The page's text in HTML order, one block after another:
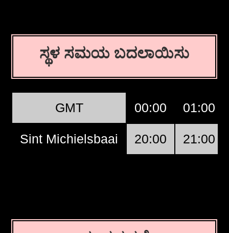
ಸ್ಥಳ ಸಮಯ ಬದಲಾಯಿಸು
GMT 00:00 01:00
Sint Michielsbaai 20:00 21:00